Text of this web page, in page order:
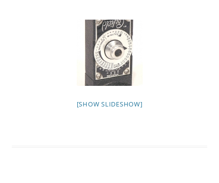
[SHOW SLIDESHOW]